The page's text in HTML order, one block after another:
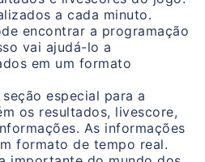
a cada minuto.
encontrar a programação
vai ajudá-lo a
em um formato
especial para a
os resultados, livescore,
As informações
formato de tempo real.